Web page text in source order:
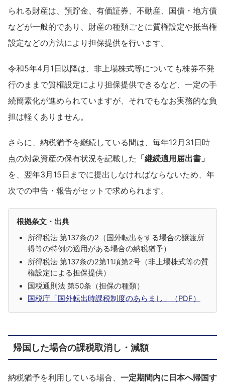
られる財産は、預貯金、有価証券、不動産、国債・地方債
などが一般的であり、財産の種類ごとに質権設定や抵当権
設定などの方法により担保提供を行います。
令和5年4月1日以降は、非上場株式等についても株券不発
行のままで質権設定により担保提供できるなど、一定の手
続簡素化が進められていますが、それでもなお実務的な負
担は軽くありません。
さらに、納税猶予を継続している間は、毎年12月31日時
点の対象資産の保有状況を記載した 「継続適用届出書」
を、翌年3月15日までに提出しなければならないため、年
次での申告・報告がセットで求められます。
根拠条文・出典
所得税法 第137条の2（国外転出をする場合の譲渡所
得等の特例の適用がある場合の納税猶予）
所得税法 第137条の2第11項第2号（非上場株式等の質
権設定による担保提供）
国税通則法 第50条（担保の種類）
国税庁「国外転出時課税制度のあらまし」（PDF）
帰国した場合の課税取消し・減額
納税猶予を利用している場合、 一定期間内に日本へ帰国す